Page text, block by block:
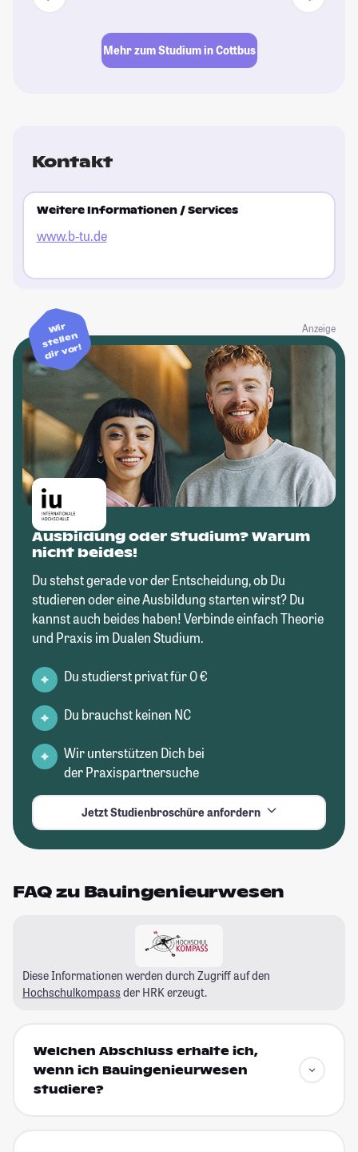
Mehr zum Studium in Cottbus
Kontakt
Weitere Informationen / Services
www.b-tu.de
Anzeige
Wir
stellen
dir vor!
Ausbildung oder Studium? Warum
nicht beides!
Du stehst gerade vor der Entscheidung, ob Du
studieren oder eine Ausbildung starten wirst? Du
kannst auch beides haben! Verbinde einfach Theorie
und Praxis im Dualen Studium.
Du studierst privat für 0 €
Du brauchst keinen NC
Wir unterstützen Dich bei
der Praxispartnersuche
Jetzt Studienbroschüre anfordern
FAQ zu Bauingenieurwesen
Diese Informationen werden durch Zugriff auf den
Hochschulkompass der HRK erzeugt.
Welchen Abschluss erhalte ich,
wenn ich Bauingenieurwesen
studiere?